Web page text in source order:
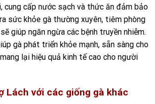
cung cấp nước sạch và thức ăn đảm bảo
sức khỏe gà thường xuyên, tiêm phòng
giúp ngăn ngừa các bệnh truyền nhiễm.
gà phát triển khỏe mạnh, sẵn sàng cho
lại hiệu quả kinh tế cao cho người
Lách với các giống gà khác